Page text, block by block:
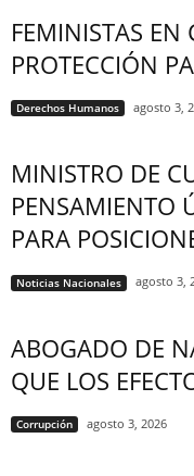
FEMINISTAS EN
PROTECCIÓN
Derechos Humanos agosto 3,
MINISTRO DE
PENSAMIENTO
PARA
Noticias Nacionales agosto 3,
ABOGADO DE
QUE LOS
Corrupción agosto 3, 2026